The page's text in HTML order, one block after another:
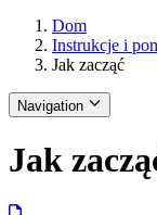
Dom
Instrukcje i
Jak zacząć
Navigation
Jak